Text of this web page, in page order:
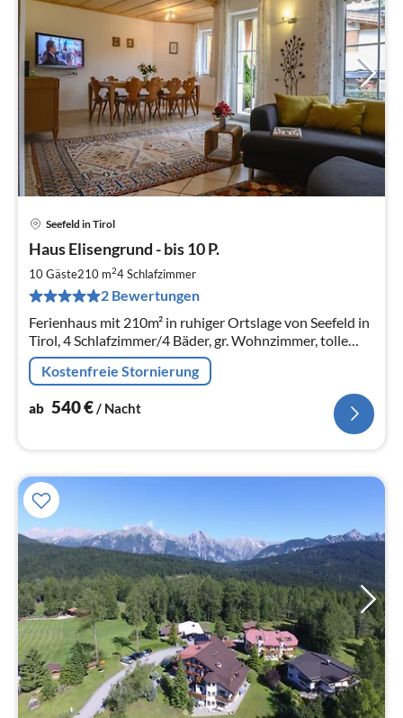
Seefeld in Tirol
Haus Elisengrund - bis 10 P.
10 Gäste210 m24Schlafzimmer
2 Bewertungen
Ferienhaus mit 210m² in ruhiger Ortslage von Seefeld in
Tirol, 4 Schlafzimmer/4 Bäder, gr. Wohnzimmer, tolle
Küche, etc. Garten, Terrasse - beste Austattung - bis 10
Personen!
Kostenfreie Stornierung
ab 540€/ Nacht